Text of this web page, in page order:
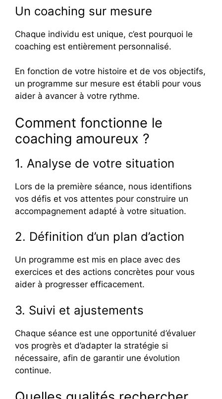
Un coaching sur mesure
Chaque individu est unique, c’est pourquoi le
coaching est entièrement personnalisé.
En fonction de votre histoire et de vos objectifs,
un programme sur mesure est établi pour vous
aider à avancer à votre rythme.
Comment fonctionne le
coaching amoureux ?
1. Analyse de votre situation
Lors de la première séance, nous identifions
vos défis et vos attentes pour construire un
accompagnement adapté à votre situation.
2. Définition d’un plan d’action
Un programme est mis en place avec des
exercices et des actions concrètes pour vous
aider à progresser efficacement.
3. Suivi et ajustements
Chaque séance est une opportunité d’évaluer
vos progrès et d’adapter la stratégie si
nécessaire, afin de garantir une évolution
continue.